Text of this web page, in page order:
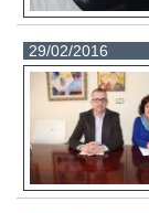
29/02/2016